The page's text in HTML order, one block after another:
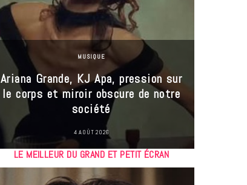
MUSIQUE
Ariana Grande, KJ Apa, pression sur
le corps et miroir obscure de notre
société
4 AOÛT 2026
LE MEILLEUR DU GRAND ET PETIT ÉCRAN